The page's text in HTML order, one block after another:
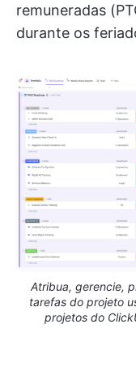
remuneradas
durante os
Atribua, gerencie,
tarefas do projeto
projetos do